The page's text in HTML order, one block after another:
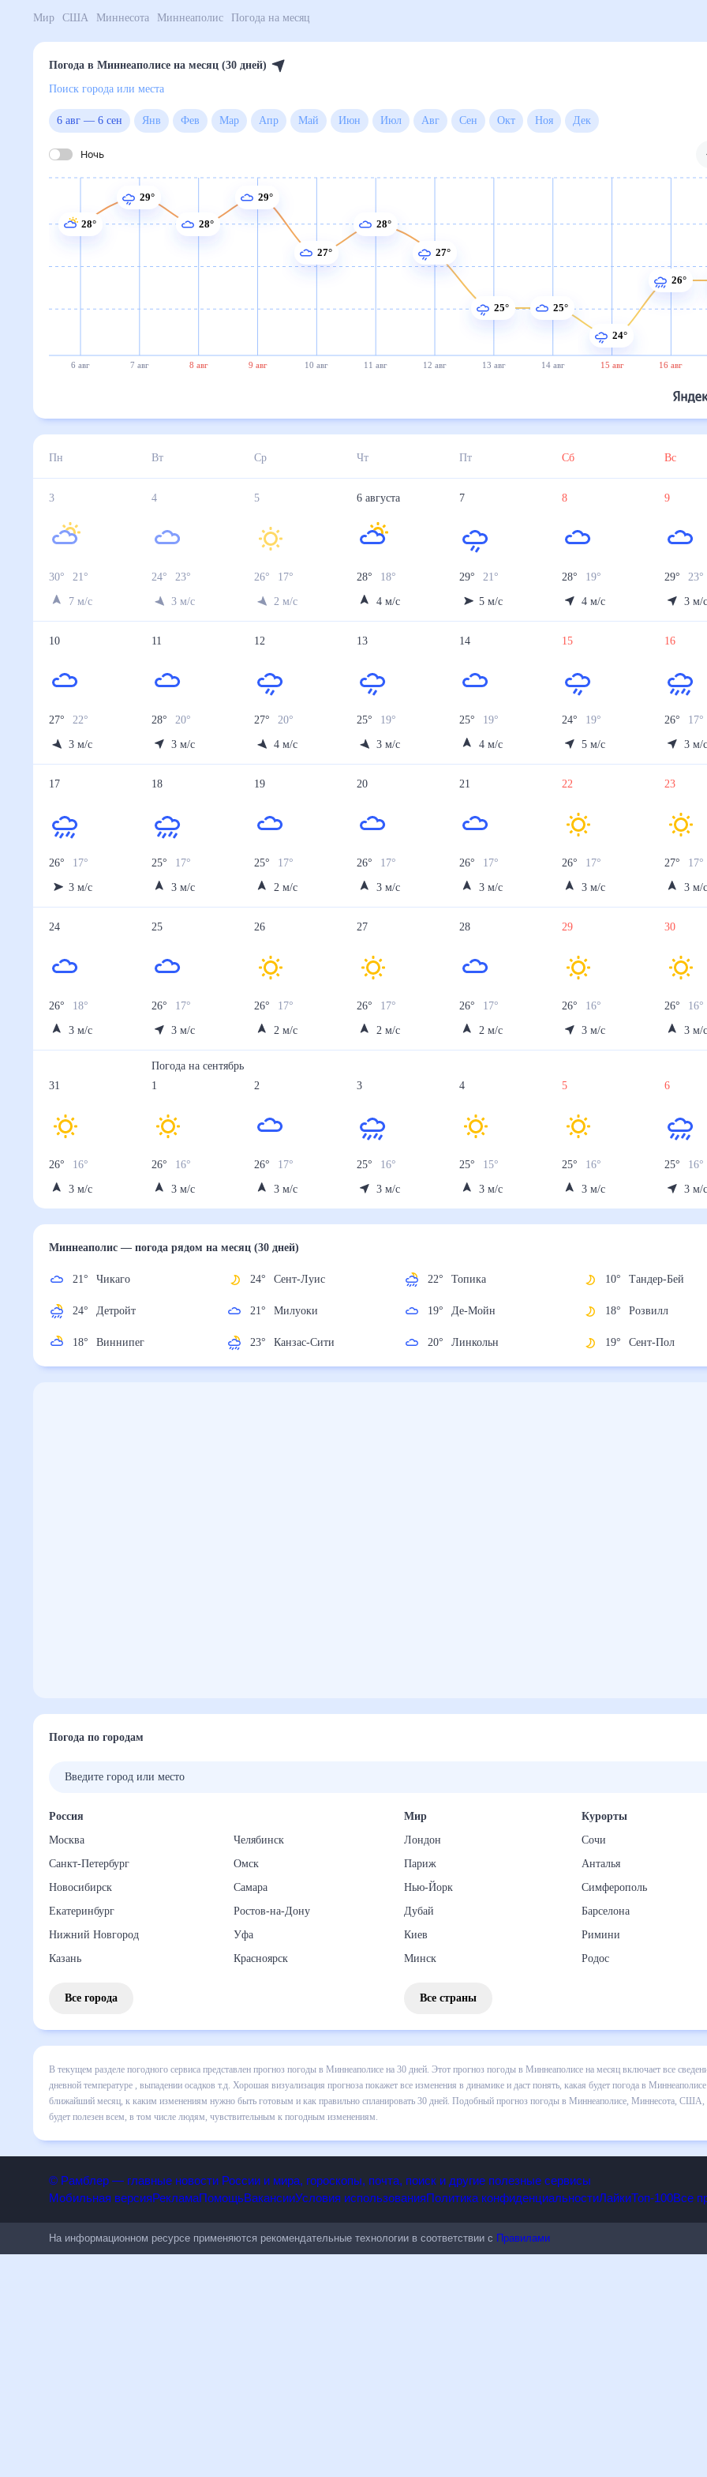
Мир США Миннесота Миннеаполис Погода на месяц
Погода в Миннеаполисе на месяц (30 дней)
Поиск города или места
6 авг— 6 сен Янв Фев Мар Апр Май Июн Июл Авг Сен Окт Ноя
Ночь
6 авг 7 авг 8 авг 9 авг 10 авг 11 авг 12 авг 13 авг 14 авг 15 авг 16 авг
28°
29°
28°
29°
27°
28°
27°
25°
25°
24°
26°
Пн Вт Ср Чт Пт Сб Вс
3
30° 21°
7 м/с
4
24° 23
3 м/с
5
26° 17°
2 м/с
6 августа
28° 18°
4 м/с
7
29° 21°
5 м/с
8
28° 19°
4 м/с
9
29° 23
3 м/
10
27° 22°
3 м/с
11
28° 20
3 м/с
12
27° 20
4 м/с
13
25° 19°
3 м/с
14
25° 19°
4 м/с
15
24° 19°
5 м/с
16
26° 17°
3 м/
17
26° 17°
3 м/с
18
25° 17°
3 м/с
19
25° 17°
2 м/с
20
26° 17°
3 м/с
21
26° 17°
3 м/с
22
26° 17°
3 м/с
23
27° 17°
3 м/
24
26° 18°
3 м/с
25
26° 17°
3 м/с
26
26° 17°
2 м/с
27
26° 17°
2 м/с
28
26° 17°
2 м/с
29
26° 16°
3 м/с
30
26° 16°
3 м/
31
26° 16°
3 м/с
Погода насентябрь
1
26° 16°
3 м/с
2
26° 17°
3 м/с
3
25° 16°
3 м/с
4
25° 15°
3 м/с
5
25° 16°
3 м/с
6
25° 16°
3 м/
Миннеаполис — погода рядомна месяц (30 дней)
21° Чикаго
24° Детройт
18° Виннипег
24° Сент-Луис
21° Милуоки
23° Канзас-Сити
22° Топика
19° Де-Мойн
20° Линкольн
10° Тандер-Бей
18° Розвилл
19° Сент-Пол
Погода по городам
Россия
Москва
Санкт-Петербург
Новосибирск
Екатеринбург
Нижний Новгород
Казань
Челябинск
Омск
Самара
Ростов-на-Дону
Уфа
Красноярск
Все города
Мир
Лондон
Париж
Нью-Йорк
Дубай
Киев
Минск
Курорты
Сочи
Анталья
Симферополь
Барселона
Римини
Родос
Все страны
В текущем разделе погодного сервиса представлен прогноз погоды в Миннеаполисе на 30 дней. Этот прогноз погоды в
месяц включает все сведения по дневной температуре , выпадении осадков т.д. Хорошая визуализация прогноза покажет все
динамике и даст понять, какая будет погода в Миннеаполисе в ближайший месяц, к каким изменениям нужно быть готовым и
правильно спланировать 30 дней. Подобный прогноз погоды в Миннеаполисе, Миннесота, США, на 30 дней будет полезен всем,
© Рамблер — главные новости России и мира, гороскопы, почта, поиск и другие полезные сервисы
На информационном ресурсе применяются рекомендательные технологии в соответствии сПравилами